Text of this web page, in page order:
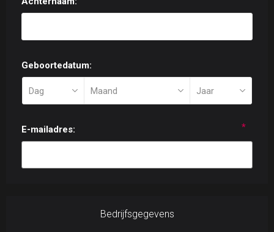
Geboortedatum:
E-mailadres: *
Bedrijfsgegevens